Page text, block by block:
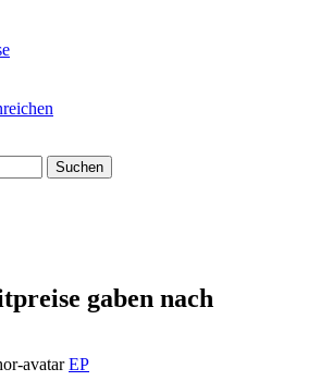
Suchen
gaben nach
EP